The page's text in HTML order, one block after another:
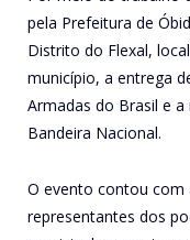
pela Prefeitura de
Distrito do Flexal,
município, a entrega
Armadas do Brasil e
Bandeira Nacional.
O evento contou com
representantes dos